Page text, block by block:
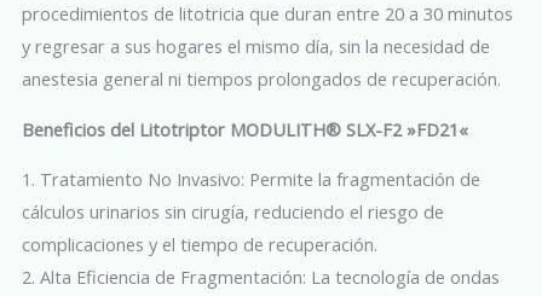
procedimientos de litotricia que duran entre 20 a 30 minutos
y regresar a sus hogares el mismo día, sin la necesidad de
anestesia general ni tiempos prolongados de recuperación.
Beneficios del Litotriptor MODULITH® SLX-F2 »FD21«
1. Tratamiento No Invasivo: Permite la fragmentación de
cálculos urinarios sin cirugía, reduciendo el riesgo de
complicaciones y el tiempo de recuperación.
2. Alta Eficiencia de Fragmentación: La tecnología de ondas